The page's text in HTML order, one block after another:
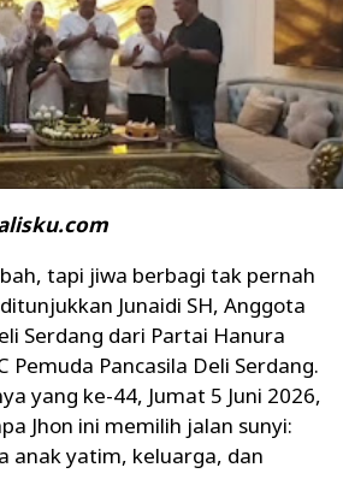
tapi jiwa berbagi tak pernah
Junaidi SH, Anggota
Serdang dari Partai Hanura
Pemuda Pancasila Deli Serdang.
yang ke-44, Jumat 5 Juni 2026,
Jhon ini memilih jalan sunyi:
anak yatim, keluarga, dan